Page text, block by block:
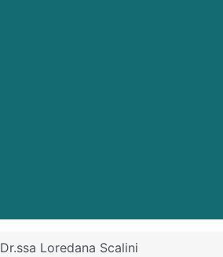
Dr.ssa Loredana Scalini